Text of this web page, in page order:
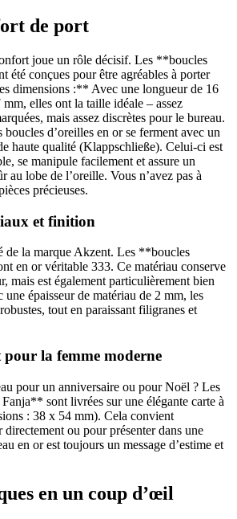
de port
joue un rôle décisif. Les **boucles
été conçues pour être agréables à porter
dimensions :** Avec une longueur de 16
elles ont la taille idéale – assez
mais assez discrètes pour le bureau.
d’oreilles en or se ferment avec un
haute qualité (Klappschließe). Celui-ci est
se manipule facilement et assure un
au lobe de l’oreille. Vous n’avez pas à
précieuses.
et finition
de la marque Akzent. Les **boucles
en or véritable 333. Ce matériau conserve
mais est également particulièrement bien
une épaisseur de matériau de 2 mm, les
tout en paraissant filigranes et
la femme moderne
pour un anniversaire ou pour Noël ? Les
sont livrées sur une élégante carte à
: 38 x 54 mm). Cela convient
ou pour présenter dans une
en or est toujours un message d’estime et
en un coup d’œil